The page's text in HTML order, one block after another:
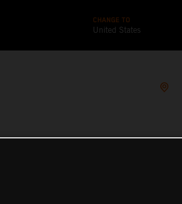
CHANGE TO
United States